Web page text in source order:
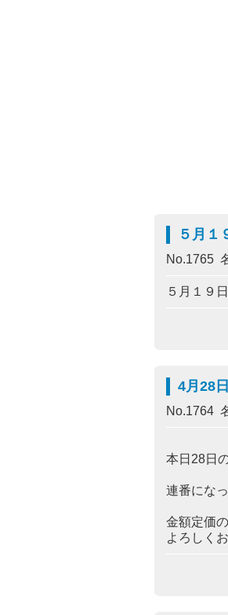
５月１
No.1765
５月１９
4月28
No.1764
本日28日
連番にな
金額定価
よろしく